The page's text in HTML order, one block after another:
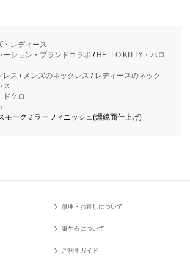
・ レディース
ーション・ブランドコラボ / HELLO KITTY・ハロ
レス / メンズのネックレス / レディースのネック
ス
ドクロ
モークミラーフィニッシュ(燻鏡面仕上げ)
修理・お直しについて
誕生石について
ご利用ガイド